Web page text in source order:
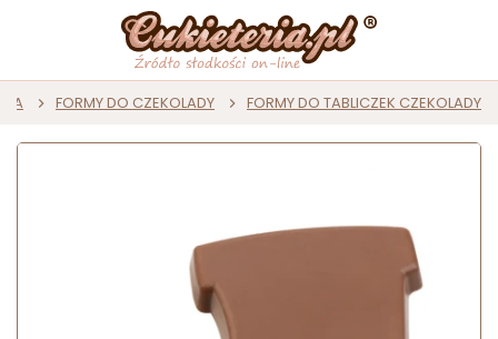
FORMY DO CZEKOLADY FORMY DO TABLICZEK CZEKOLADY